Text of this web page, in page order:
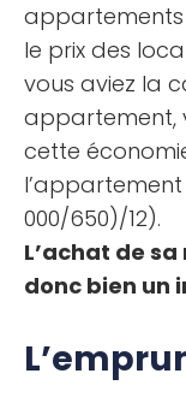
appartements
le prix des
vous aviez la
appartement,
cette
l’appartement
000/650)/12).
L’achat de
donc bien un